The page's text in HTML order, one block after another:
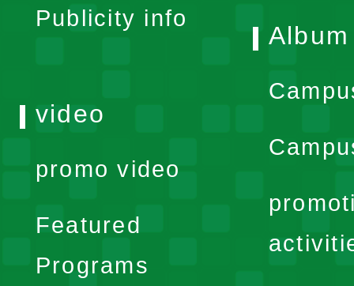
Publicity info
Album
video
promo video
Featured
Programs